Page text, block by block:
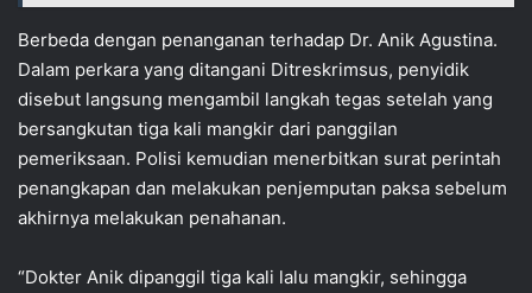
Berbeda dengan penanganan terhadap Dr. Anik Agustina.
Dalam perkara yang ditangani Ditreskrimsus, penyidik
disebut langsung mengambil langkah tegas setelah yang
bersangkutan tiga kali mangkir dari panggilan
pemeriksaan. Polisi kemudian menerbitkan surat perintah
penangkapan dan melakukan penjemputan paksa sebelum
akhirnya melakukan penahanan.
“Dokter Anik dipanggil tiga kali lalu mangkir, sehingga